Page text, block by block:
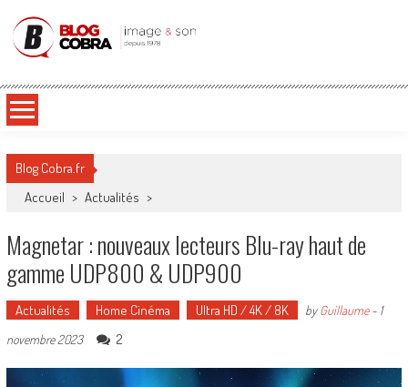
Blog Cobra
Blog Cobra.fr
Accueil > Actualités >
Magnetar : nouveaux lecteurs Blu-ray haut de
gamme UDP800 & UDP900
Actualités Home Cinéma Ultra HD / 4K / 8K byGuillaume- 1
novembre 2023
2